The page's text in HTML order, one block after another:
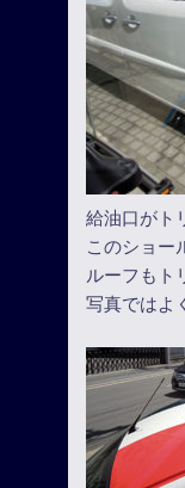
給油口がト
このショー
ルーフもト
写真ではよ